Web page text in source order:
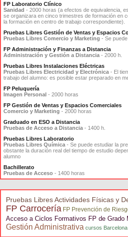
FP Laboratorio Clínico
Sanidad - 2000 horas (a efectos de equivalencia,
se organizara en cinco trimestres de formación en
la formación en centro de trabajo correspondiente).
Pruebas Libres Gestión de Ventas y Espacios
Pruebas Libres Comercio y Marketing - Se
FP Administración y Finanzas a Distancia
Administración y Gestión a Distancia - 2000 h.
Pruebas Libres Instalaciones Eléctricas
Pruebas Libres Electricidad y Electrónica - El
trabajo del alumno: es posible estar preparado en
FP Peluquería
Imagen Personal - 2000 horas
FP Gestión de Ventas y Espacios Comerciales
Comercio y Marketing - 2000 horas
Graduado en ESO a Distancia
Pruebas de Acceso a Distancia - 1400 h.
Pruebas Libres Laboratorio
Pruebas Libres Química - Se puede estudiar la
obstante la duración real del tiempo de estudio
alumno
Bachillerato
Pruebas de Acceso - 1400 horas
Pruebas Libres Actividades Físicas y
FP Carrocería FP Prevención de
Acceso a Ciclos Formativos FP de Grado
Gestión Administrativa cursos Barcelona